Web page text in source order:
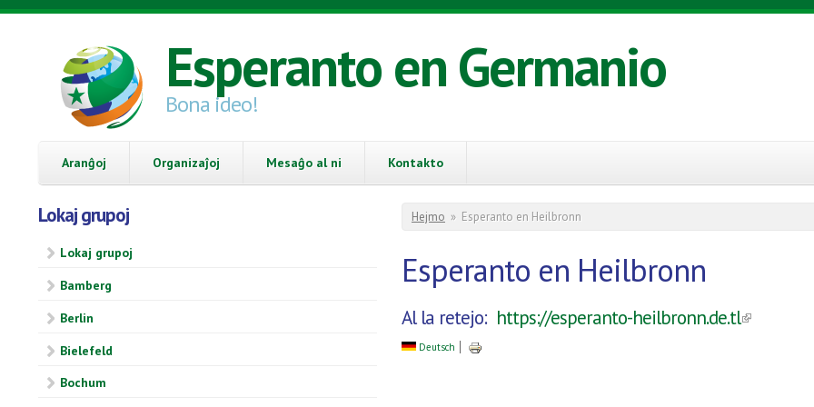
Skip to main content
Esperanto en Germanio
Bona ideo!
Aranĝoj Organizaĵoj Mesaĝo al ni Kontakto
Lokaj grupoj
Lokaj grupoj
Bamberg
Berlin
Bielefeld
Bochum
You are here
Hejmo » Esperanto en Heilbronn
Esperanto en Heilbronn
Al la retejo: https://esperanto-heilbronn.de.tl(link is
Deutsch